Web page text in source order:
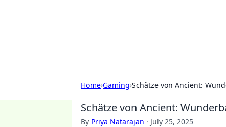
Home›Gaming›Schätze von Ancient:
Schätze von Ancient:
By Priya Natarajan · July 25, 2025